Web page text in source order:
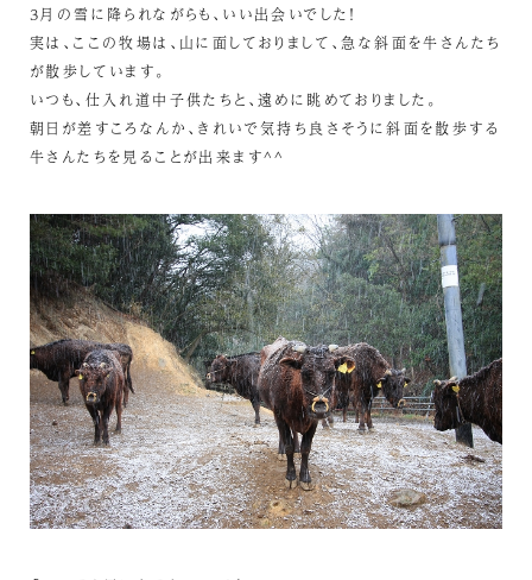
3月の雪に降られながらも、いい出会いでした！
実は、ここの牧場は、山に面しておりまして、急な斜面を牛さんたち
が散歩しています。
いつも、仕入れ道中子供たちと、遠めに眺めておりました。
朝日が差すころなんか、きれいで気持ち良さそうに斜面を散歩する
牛さんたちを見ることが出来ます^^